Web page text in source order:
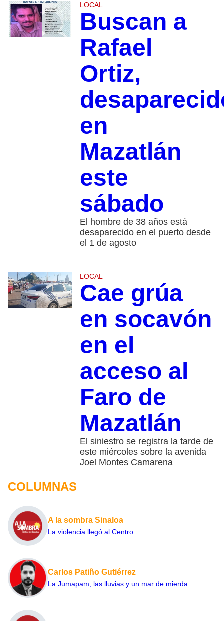
LOCAL
Buscan a
Rafael
Ortiz,
en
Mazatlán
este
sábado
El hombre de 38 años está
desaparecido en el puerto desde
el 1 de agosto
LOCAL
Cae grúa
en socavón
en el
acceso al
Faro de
Mazatlán
El siniestro se registra la tarde de
este miércoles sobre la avenida
Joel Montes Camarena
COLUMNAS
A la sombra Sinaloa
La violencia llegó al Centro
Carlos Patiño Gutiérrez
La Jumapam, las lluvias y un mar de mierda